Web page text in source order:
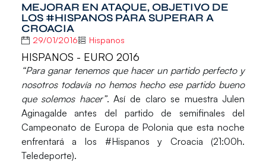
MEJORAR EN ATAQUE, OBJETIVO DE
LOS #HISPANOS PARA SUPERAR A
CROACIA
29/01/2016 Hispanos
HISPANOS - EURO 2016
“Para ganar tenemos que hacer un partido perfecto y
nosotros todavía no hemos hecho ese partido bueno
que solemos hacer”. Así de claro se muestraJulen
Aginagalde antes del partido de semifinales del
Campeonato de Europa de Polonia que esta noche
enfrentará a los #Hispanosy Croacia (21:00h.
Teledeporte).